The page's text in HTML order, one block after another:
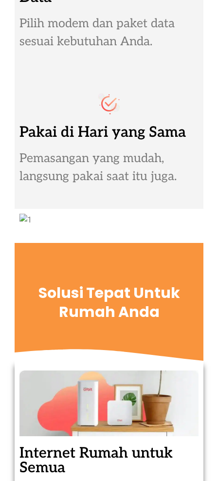
Pilih modem dan paket data
sesuai kebutuhan Anda.
Pakai di Hari yang Sama
Pemasangan yang mudah,
langsung pakai saat itu juga.
Solusi Tepat Untuk
Rumah Anda
Internet Rumah untuk
Semua